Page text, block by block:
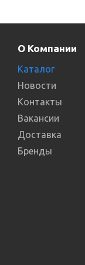
О Компании
Каталог
Новости
Контакты
Вакансии
Доставка
Бренды